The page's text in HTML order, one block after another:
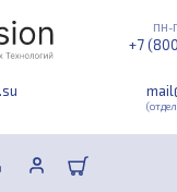
ПН-
+7